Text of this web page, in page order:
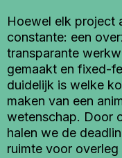
Hoewel elk project
constante: een
transparante
gemaakt en fixed-
duidelijk is welke
maken van een
wetenschap. Door
halen we de
ruimte voor